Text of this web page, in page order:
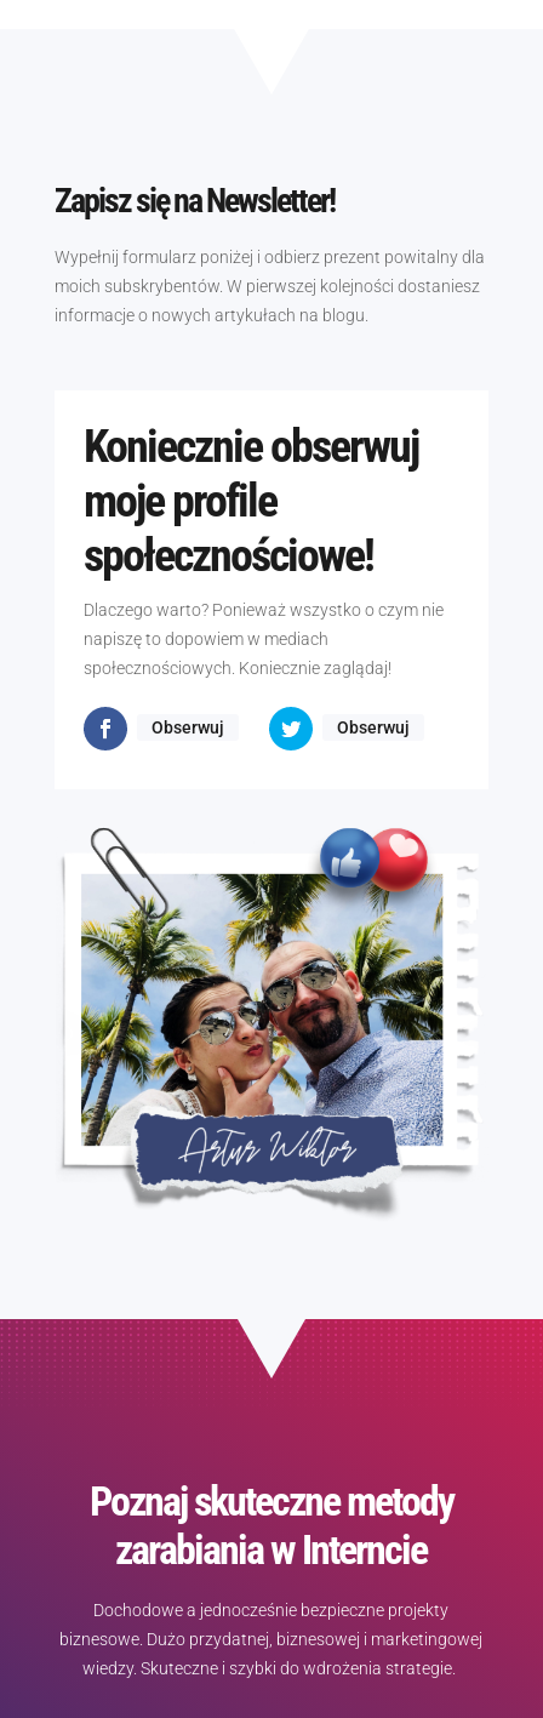
Zapisz się na Newsletter!
Wypełnij formularz poniżej i odbierz prezent powitalny dla
moich subskrybentów. W pierwszej kolejności dostaniesz
informacje o nowych artykułach na blogu.
Koniecznie obserwuj
moje profile
społecznościowe!
Dlaczego warto? Ponieważ wszystko o czym nie
napiszę to dopowiem w mediach
społecznościowych. Koniecznie zaglądaj!
Obserwuj Obserwuj
Poznaj skuteczne metody
zarabiania w Interncie
Dochodowe a jednocześnie bezpieczne projekty
biznesowe. Dużo przydatnej, biznesowej i marketingowej
wiedzy. Skuteczne i szybki do wdrożenia strategie.